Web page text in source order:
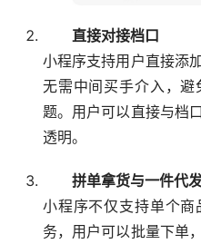
直接对接档口
小程序支持用户直接添
无需中间买手介入，避
题。用户可以直接与档
透明。
拼单拿货与一件代
小程序不仅支持单个
务，用户可以批量下单